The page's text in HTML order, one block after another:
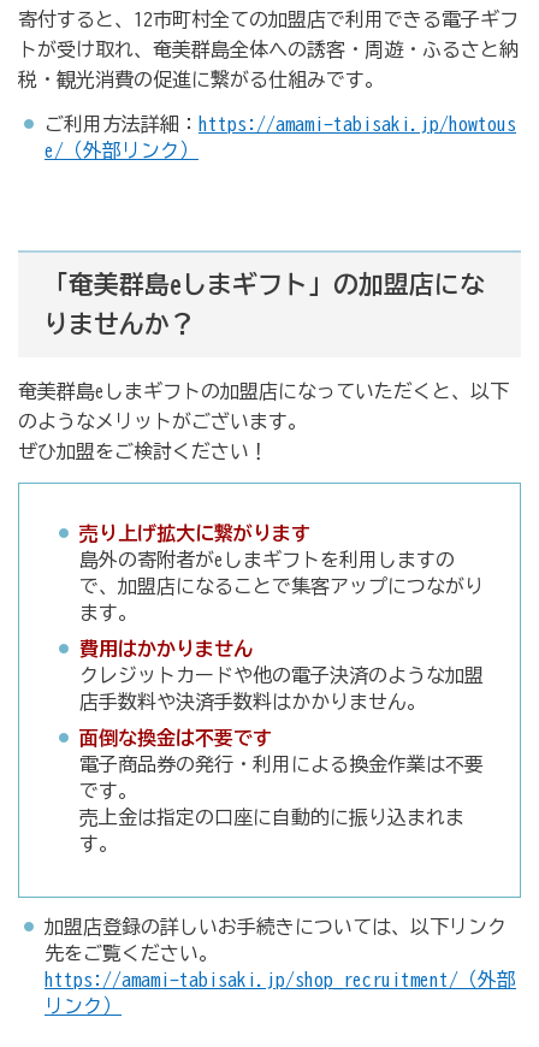
寄付すると、12市町村全ての加盟店で利用できる電子ギフ
トが受け取れ、奄美群島全体への誘客・周遊・ふるさと納
税・観光消費の促進に繋がる仕組みです。
ご利用方法詳細： https://amami-tabisaki.jp/howtous
e/（外部リンク）
「奄美群島eしまギフト」の加盟店にな
りませんか？
奄美群島eしまギフトの加盟店になっていただくと、以下
のようなメリットがございます。
ぜひ加盟をご検討ください！
売り上げ拡大に繋がります
島外の寄附者がeしまギフトを利用しますの
で、加盟店になることで集客アップにつながり
ます。
費用はかかりません
クレジットカードや他の電子決済のような加盟
店手数料や決済手数料はかかりません。
面倒な換金は不要です
電子商品券の発行・利用による換金作業は不要
です。
売上金は指定の口座に自動的に振り込まれま
す。
加盟店登録の詳しいお手続きについては、以下リンク
先をご覧ください。
https://amami-tabisaki.jp/shop_recruitment/（外部
リンク）